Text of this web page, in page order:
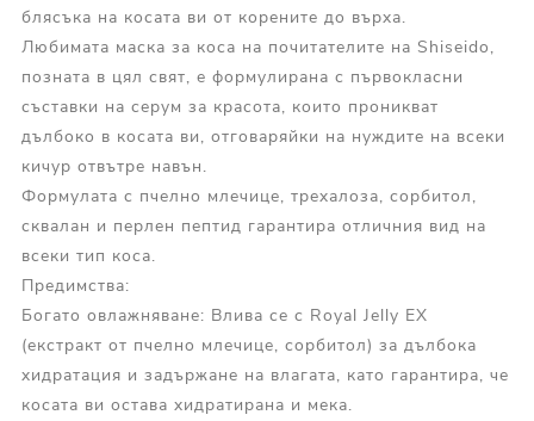
блясъка на косата ви от корените до върха.
Любимата маска за коса на почитателите на Shiseido,
позната в цял свят, е формулирана с първокласни
съставки на серум за красота, които проникват
дълбоко в косата ви, отговаряйки на нуждите на всеки
кичур отвътре навън.
Формулата с пчелно млечице, трехалоза, сорбитол,
сквалан и перлен пептид гарантира отличния вид на
всеки тип коса.
Предимства:
Богато овлажняване: Влива се с Royal Jelly EX
(екстракт от пчелно млечице, сорбитол) за дълбока
хидратация и задържане на влагата, като гарантира, че
косата ви остава хидратирана и мека.